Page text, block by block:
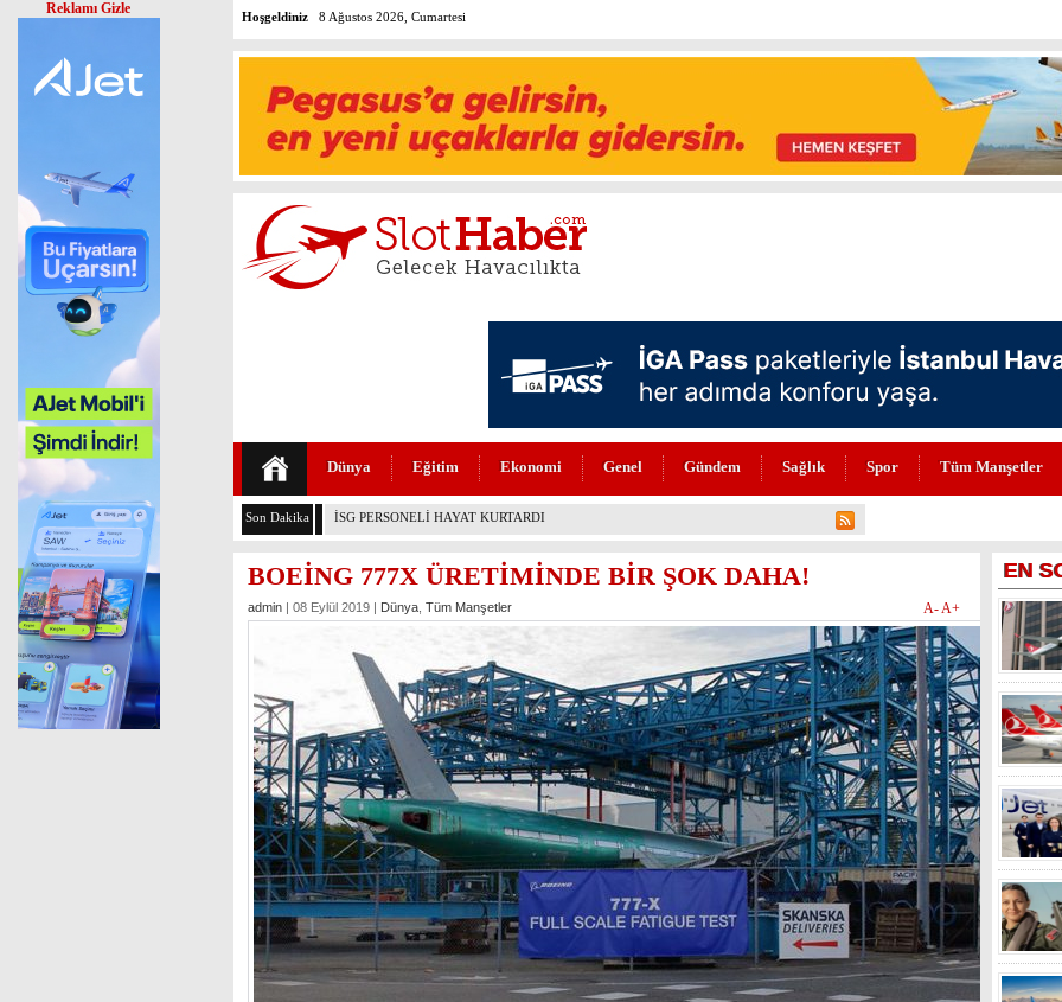
Hoşgeldiniz 8 Ağustos 2026, Cumartesi
Dünya Eğitim Ekonomi Genel Gündem Sağlık Spor Tüm Manşetler
Son Dakika PEGASUS’TAN HUKUKTA YAPAY ZEKA DEVRİMİ
BOEİNG 777X ÜRETİMİNDE BİR ŞOK DAHA!
admin | 08 Eylül 2019 | Dünya Tüm Manşetler A-A+
EN
Reklamı Gizle